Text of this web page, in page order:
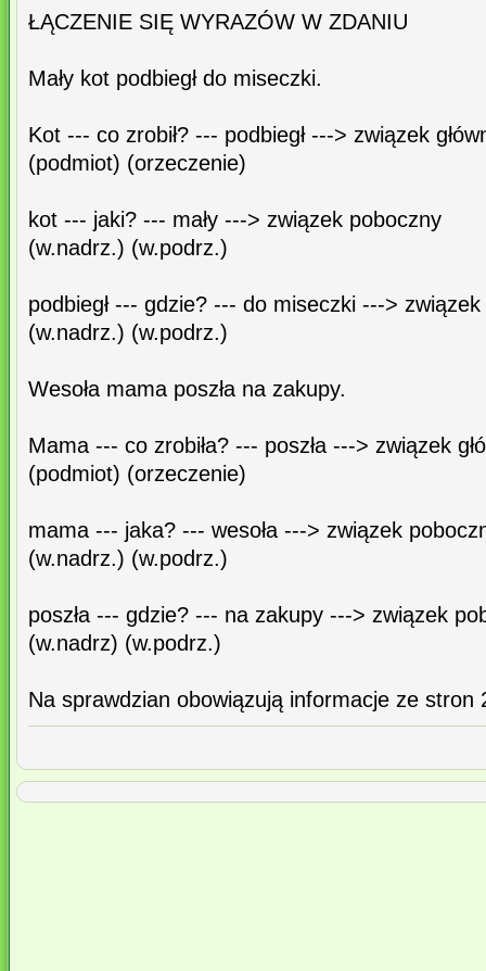
ŁĄCZENIE SIĘ WYRAZÓW W ZDANIU
Mały kot podbiegł do miseczki.
Kot --- co zrobił? --- podbiegł ---> związek
(podmiot) (orzeczenie)
kot --- jaki? --- mały ---> związek poboczny
(w.nadrz.) (w.podrz.)
podbiegł --- gdzie? --- do miseczki --->
(w.nadrz.) (w.podrz.)
Wesoła mama poszła na zakupy.
Mama --- co zrobiła? --- poszła ---> związek
(podmiot) (orzeczenie)
mama --- jaka? --- wesoła ---> związek
(w.nadrz.) (w.podrz.)
poszła --- gdzie? --- na zakupy ---> związek
(w.nadrz) (w.podrz.)
Na sprawdzian obowiązują informacje ze stron